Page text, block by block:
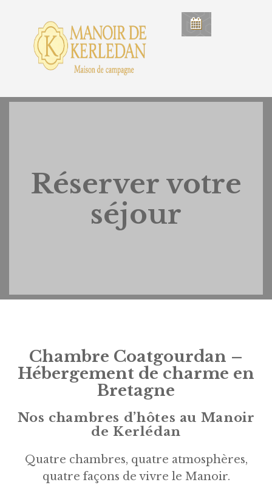
Réserver votre
séjour
Chambre Coatgourdan –
Hébergement de charme en
Bretagne
Nos chambres d’hôtes au Manoir
de Kerlédan
Quatre chambres, quatre atmosphères,
quatre façons de vivre le Manoir.